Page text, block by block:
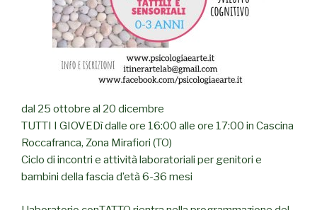
dal 25 ottobre al 20 dicembre
TUTTI I GIOVEDì dalle ore 16:00 alle ore 17:00 in Cascina
Roccafranca, Zona Mirafiori (TO)
Ciclo di incontri e attività laboratoriali per genitori e
bambini della fascia d’età 6-36 mesi